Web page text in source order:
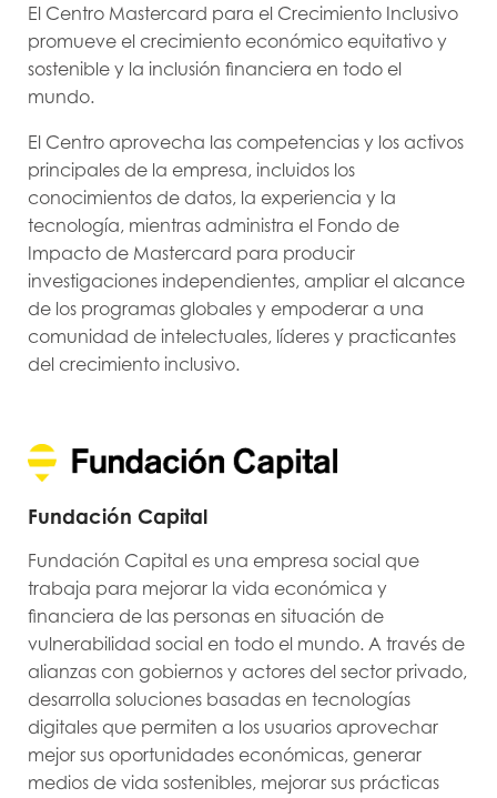
El Centro Mastercard para el Crecimiento Inclusivo
promueve el crecimiento económico equitativo y
sostenible y la inclusión financiera en todo el
mundo.
El Centro aprovecha las competencias y los activos
principales de la empresa, incluidos los
conocimientos de datos, la experiencia y la
tecnología, mientras administra el Fondo de
Impacto de Mastercard para producir
investigaciones independientes, ampliar el alcance
de los programas globales y empoderar a una
comunidad de intelectuales, líderes y practicantes
del crecimiento inclusivo.
Fundación Capital
Fundación Capital es una empresa social que
trabaja para mejorar la vida económica y
financiera de las personas en situación de
vulnerabilidad social en todo el mundo. A través de
alianzas con gobiernos y actores del sector privado,
desarrolla soluciones basadas en tecnologías
digitales que permiten a los usuarios aprovechar
mejor sus oportunidades económicas, generar
medios de vida sostenibles, mejorar sus prácticas